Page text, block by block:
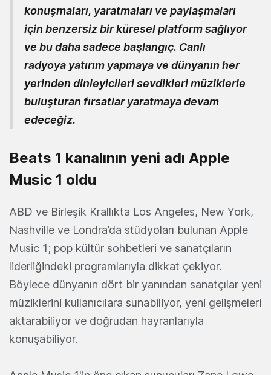
konuşmaları, yaratmaları ve paylaşmaları
için benzersiz bir küresel platform sağlıyor
ve bu daha sadece başlangıç. Canlı
radyoya yatırım yapmaya ve dünyanın her
yerinden dinleyicileri sevdikleri müziklerle
buluşturan fırsatlar yaratmaya devam
edeceğiz.
Beats 1 kanalının yeni adı Apple
Music 1 oldu
ABD ve Birleşik Krallıkta Los Angeles, New York,
Nashville ve Londra’da stüdyoları bulunan Apple
Music 1; pop kültür sohbetleri ve sanatçıların
liderliğindeki programlarıyla dikkat çekiyor.
Böylece dünyanın dört bir yanından sanatçılar yeni
müziklerini kullanıcılara sunabiliyor, yeni gelişmeleri
aktarabiliyor ve doğrudan hayranlarıyla
konuşabiliyor.